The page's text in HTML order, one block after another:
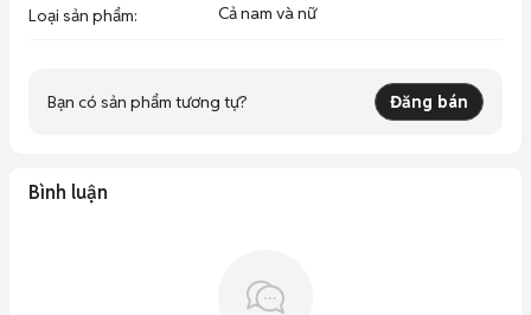
Loại sản phẩm: Cả nam và nữ
Bạn có sản phẩm tương tự? Đăng bán
Bình luận